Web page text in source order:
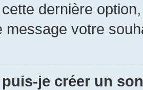
dernière
message votre
je créer un